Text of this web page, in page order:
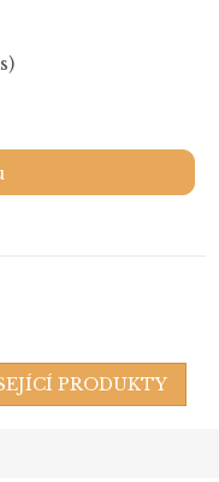
PRODUKTY